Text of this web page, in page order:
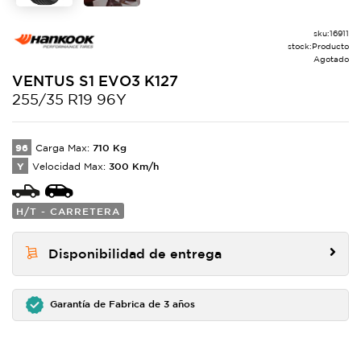
sku:16911
stock:Producto
Agotado
VENTUS S1 EVO3 K127
255/35 R19 96Y
96 Carga Max: 710 Kg
Y Velocidad Max: 300 Km/h
H/T - CARRETERA
Disponibilidad de entrega
Garantía de Fabrica de 3 años